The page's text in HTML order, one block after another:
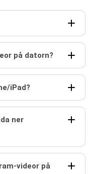
på datorn?
iPad?
ner
videor på